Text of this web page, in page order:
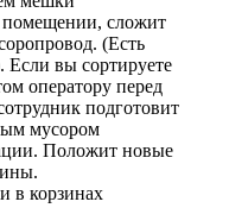
помещении, сложит
(Есть
Если вы сортируете
оператору перед
подготовит
мусором
Положит новые
в корзинах